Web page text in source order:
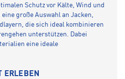
Schutz vor Kälte, Wind und
eine große Auswahl an Jacken,
die sich ideal kombinieren
unterstützen. Dabei
eine ideale
ERLEBEN